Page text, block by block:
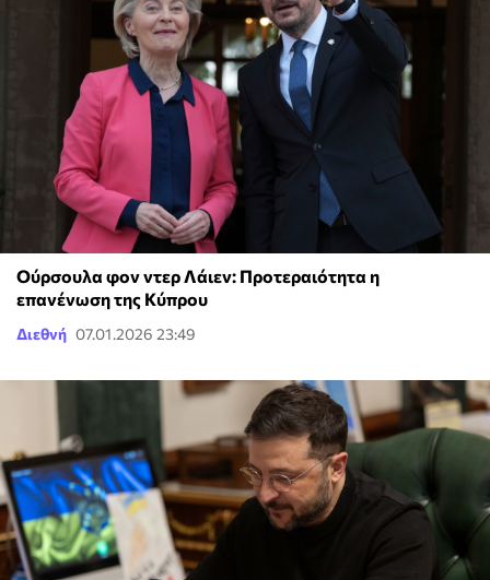
Ούρσουλα φον ντερ Λάιεν: Προτεραιότητα η
επανένωση της Κύπρου
Διεθνή 07.01.2026 23:49